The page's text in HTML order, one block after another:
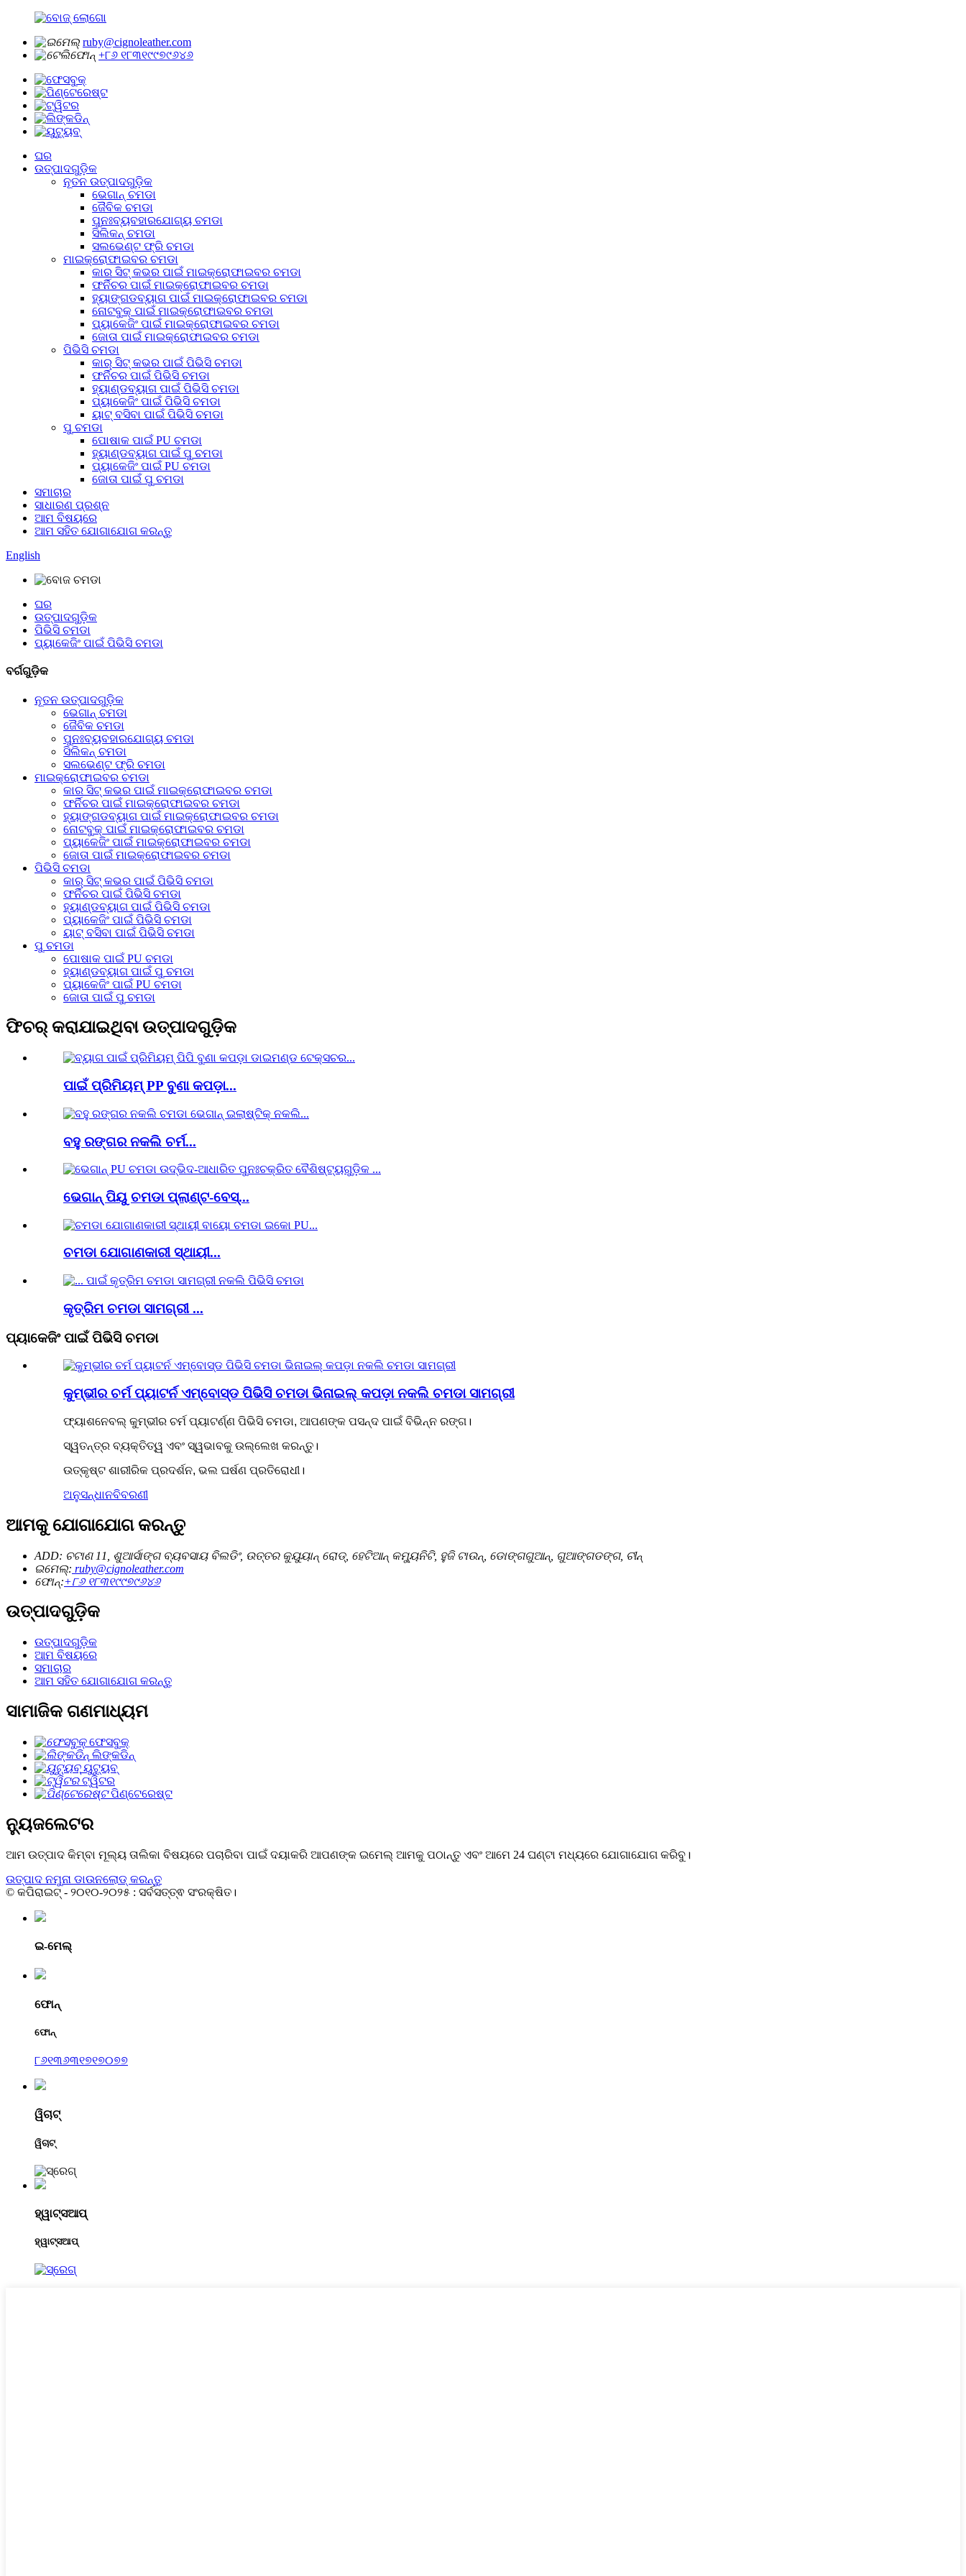
ruby@cignoleather.com
+୮୬ ୧୮୩୧୯୯୭୯୬୪୬
ଘର
ଉତ୍ପାଦଗୁଡ଼ିକ
ନୂତନ ଉତ୍ପାଦଗୁଡ଼ିକ
ଭେଗାନ୍ ଚମଡା
ଜୈବିକ ଚମଡା
ପୁନଃବ୍ୟବହାରଯୋଗ୍ୟ ଚମଡା
ସିଲିକନ୍ ଚମଡା
ସଲଭେଣ୍ଟ ଫ୍ରି ଚମଡା
ମାଇକ୍ରୋଫାଇବର ଚମଡା
କାର ସିଟ୍ କଭର ପାଇଁ ମାଇକ୍ରୋଫାଇବର ଚମଡା
ଫର୍ନିଚର ପାଇଁ ମାଇକ୍ରୋଫାଇବର ଚମଡା
ହ୍ୟାଙ୍ଗଡବ୍ୟାଗ ପାଇଁ ମାଇକ୍ରୋଫାଇବର ଚମଡା
ନୋଟବୁକ୍ ପାଇଁ ମାଇକ୍ରୋଫାଇବର ଚମଡା
ପ୍ୟାକେଜିଂ ପାଇଁ ମାଇକ୍ରୋଫାଇବର ଚମଡା
ଜୋତା ପାଇଁ ମାଇକ୍ରୋଫାଇବର ଚମଡା
ପିଭିସି ଚମଡା
କାର୍ ସିଟ୍ କଭର ପାଇଁ ପିଭିସି ଚମଡା
ଫର୍ନିଚର ପାଇଁ ପିଭିସି ଚମଡା
ହ୍ୟାଣ୍ଡବ୍ୟାଗ ପାଇଁ ପିଭିସି ଚମଡା
ପ୍ୟାକେଜିଂ ପାଇଁ ପିଭିସି ଚମଡା
ୟାଟ୍ ବସିବା ପାଇଁ ପିଭିସି ଚମଡା
ପୁ ଚମଡା
ପୋଷାକ ପାଇଁ PU ଚମଡା
ହ୍ୟାଣ୍ଡବ୍ୟାଗ ପାଇଁ ପୁ ଚମଡା
ପ୍ୟାକେଜିଂ ପାଇଁ PU ଚମଡା
ଜୋତା ପାଇଁ ପୁ ଚମଡା
ସମାଚାର
ସାଧାରଣ ପ୍ରଶ୍ନ
ଆମ ବିଷୟରେ
ଆମ ସହିତ ଯୋଗାଯୋଗ କରନ୍ତୁ
English
ଘର
ଉତ୍ପାଦଗୁଡ଼ିକ
ପିଭିସି ଚମଡା
ପ୍ୟାକେଜିଂ ପାଇଁ ପିଭିସି ଚମଡା
ବର୍ଗଗୁଡ଼ିକ
ନୂତନ ଉତ୍ପାଦଗୁଡ଼ିକ
ଭେଗାନ୍ ଚମଡା
ଜୈବିକ ଚମଡା
ପୁନଃବ୍ୟବହାରଯୋଗ୍ୟ ଚମଡା
ସିଲିକନ୍ ଚମଡା
ସଲଭେଣ୍ଟ ଫ୍ରି ଚମଡା
ମାଇକ୍ରୋଫାଇବର ଚମଡା
କାର ସିଟ୍ କଭର ପାଇଁ ମାଇକ୍ରୋଫାଇବର ଚମଡା
ଫର୍ନିଚର ପାଇଁ ମାଇକ୍ରୋଫାଇବର ଚମଡା
ହ୍ୟାଙ୍ଗଡବ୍ୟାଗ ପାଇଁ ମାଇକ୍ରୋଫାଇବର ଚମଡା
ନୋଟବୁକ୍ ପାଇଁ ମାଇକ୍ରୋଫାଇବର ଚମଡା
ପ୍ୟାକେଜିଂ ପାଇଁ ମାଇକ୍ରୋଫାଇବର ଚମଡା
ଜୋତା ପାଇଁ ମାଇକ୍ରୋଫାଇବର ଚମଡା
ପିଭିସି ଚମଡା
କାର୍ ସିଟ୍ କଭର ପାଇଁ ପିଭିସି ଚମଡା
ଫର୍ନିଚର ପାଇଁ ପିଭିସି ଚମଡା
ହ୍ୟାଣ୍ଡବ୍ୟାଗ ପାଇଁ ପିଭିସି ଚମଡା
ପ୍ୟାକେଜିଂ ପାଇଁ ପିଭିସି ଚମଡା
ୟାଟ୍ ବସିବା ପାଇଁ ପିଭିସି ଚମଡା
ପୁ ଚମଡା
ପୋଷାକ ପାଇଁ PU ଚମଡା
ହ୍ୟାଣ୍ଡବ୍ୟାଗ ପାଇଁ ପୁ ଚମଡା
ପ୍ୟାକେଜିଂ ପାଇଁ PU ଚମଡା
ଜୋତା ପାଇଁ ପୁ ଚମଡା
ଫିଚର୍ କରାଯାଇଥିବା ଉତ୍ପାଦଗୁଡ଼ିକ
ପାଇଁ ପ୍ରିମିୟମ୍ PP ବୁଣା କପଡ଼ା...
ବହୁ ରଙ୍ଗର ନକଲି ଚର୍ମ...
ଭେଗାନ୍ ପିୟୁ ଚମଡା ପ୍ଲାଣ୍ଟ-ବେସ୍...
ଚମଡା ଯୋଗାଣକାରୀ ସ୍ଥାୟୀ...
କୃତ୍ରିମ ଚମଡା ସାମଗ୍ରୀ ...
ପ୍ୟାକେଜିଂ ପାଇଁ ପିଭିସି ଚମଡା
କୁମ୍ଭୀର ଚର୍ମ ପ୍ୟାଟର୍ନ ଏମ୍ବୋସ୍ଡ ପିଭିସି ଚମଡା ଭିନାଇଲ୍ କପଡ଼ା ନକଲି ଚମଡା ସାମଗ୍ରୀ
ଫ୍ୟାଶନେବଲ୍ କୁମ୍ଭୀର ଚର୍ମ ପ୍ୟାଟର୍ଣ୍ଣ ପିଭିସି ଚମଡା, ଆପଣଙ୍କ ପସନ୍ଦ ପାଇଁ ବିଭିନ୍ନ ରଙ୍ଗ।
ସ୍ୱତନ୍ତ୍ର ବ୍ୟକ୍ତିତ୍ୱ ଏବଂ ସ୍ୱଭାବକୁ ଉଲ୍ଲେଖ କରନ୍ତୁ।
ଉତ୍କୃଷ୍ଟ ଶାରୀରିକ ପ୍ରଦର୍ଶନ, ଭଲ ଘର୍ଷଣ ପ୍ରତିରୋଧୀ।
ଅନୁସନ୍ଧାନବିବରଣୀ
ଆମକୁ ଯୋଗାଯୋଗ କରନ୍ତୁ
ADD: ଚଟାଣ 11, ଶୁଆର୍ସାଙ୍ଗ ବ୍ୟବସାୟ ବିଲଡିଂ, ଉତ୍ତର କୁୟୁୟାନ୍ ରୋଡ୍, ହେଟିଆନ୍ କମ୍ୟୁନିଟି, ହୁଜି ଟାଉନ୍, ଡୋଙ୍ଗଗୁଆନ୍, ଗୁଆଙ୍ଗଡଙ୍ଗ, ଚୀନ୍
ଇମେଲ୍: ruby@cignoleather.com
ଫୋନ୍:+୮୬ ୧୮୩୧୯୯୭୯୬୪୬
ଉତ୍ପାଦଗୁଡ଼ିକ
ଉତ୍ପାଦଗୁଡ଼ିକ
ଆମ ବିଷୟରେ
ସମାଚାର
ଆମ ସହିତ ଯୋଗାଯୋଗ କରନ୍ତୁ
ସାମାଜିକ ଗଣମାଧ୍ୟମ
ଫେସବୁକ୍
ଲିଙ୍କଡିନ୍
ୟୁଟ୍ୟୁବ୍
ଟ୍ୱିଟର
ପିଣ୍ଟେରେଷ୍ଟ
ନ୍ୟୁଜଲେଟର
ଆମ ଉତ୍ପାଦ କିମ୍ବା ମୂଲ୍ୟ ତାଲିକା ବିଷୟରେ ପଚାରିବା ପାଇଁ ଦୟାକରି ଆପଣଙ୍କ ଇମେଲ୍ ଆମକୁ ପଠାନ୍ତୁ ଏବଂ ଆମେ 24 ଘଣ୍ଟା ମଧ୍ୟରେ ଯୋଗାଯୋଗ କରିବୁ।
ଉତ୍ପାଦ ନମୁନା ଡାଉନଲୋଡ୍ କରନ୍ତୁ
© କପିରାଇଟ୍ - ୨୦୧୦-୨୦୨୫ : ସର୍ବସତ୍ତ୍ଵ ସଂରକ୍ଷିତ।
ଇ-ମେଲ୍
ଫୋନ୍
ଫୋନ୍
୮୬୧୩୬୩୧୭୧୭୦୭୭
ୱିଚାଟ୍
ୱିଚାଟ୍
ହ୍ୱାଟ୍ସଆପ୍
ହ୍ୱାଟ୍ସଆପ୍